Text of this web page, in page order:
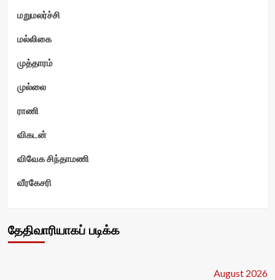
மறுமலர்ச்சி
மல்லிகை
முத்தாரம்
முல்லை
ராணி
விகடன்
விவேக சிந்தாமணி
வீரகேசரி
தேதிவாரியாகப் படிக்க
August 2026